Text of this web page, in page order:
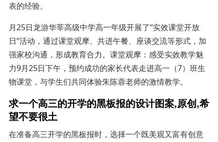
表的经验。
月25日龙游华莘高级中学高一年级开展了“实效课堂开放
日”活动，通过课堂观摩、共进午餐、座谈交流等形式，加
强家校沟通，形成教育合力。课堂观摩：感受实效教学魅
力9月25日下午，预约成功的家长代表走进高一（7）班生
物课堂，与学生们共同体验朱陈蓉老师的激情教学。
求一个高三的开学的黑板报的设计图案,原创,希
望不要很土
在准备高三开学的黑板报时，选择一个既美观又富有创意